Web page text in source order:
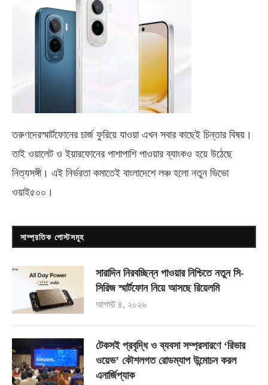
তরুণদেরস্মার্টফোনের চার্জ ফুরিয়ে যাওয়া এখন সবার কাছেই চিন্তার বিষয়।
তাই ওয়ালেট ও ইয়ারফোনের পাশাপাশি পাওয়ার ব্যাংকও হয়ে উঠেছে
নিত্যসঙ্গী। এই নির্ভরতা কমাতেই বাংলাদেশে লঞ্চ হলো নতুন ভিভো
ওয়াই৫০০ ।
সাম্প্রতিক পোস্টসমূহ
সারাদিন নিরবচ্ছিন্ন পাওয়ার নিশ্চিতে নতুন সি-
সিরিজ স্মার্টফোন নিয়ে আসছে রিয়েলমি
আগস্ট ৪, ২০২৬
টেকসই প্রবৃদ্ধি ও ব্যবসা সম্প্রসারণে ‘রিভার
ওয়েভ’ কৌশলগত রোডম্যাপ উন্মোচন করল
এনার্জিপ্যাক